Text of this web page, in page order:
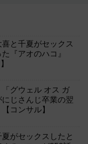
喜と千夏がセックス
『アオのハコ』
「グウェル オス ガ
じさんじ卒業の翌
コンサル】
夏がセックスしたと